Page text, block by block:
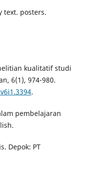
text. posters.
kualitatif studi
6(1), 974-980.
.
pembelajaran
Depok: PT